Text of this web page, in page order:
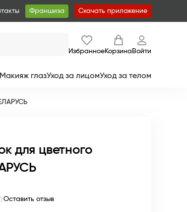
Франшиза Скачать приложение
ИзбранноеКорзина Войти
Макияж глазУход за лицомУход за телом
для цветного
Оставить отзыв